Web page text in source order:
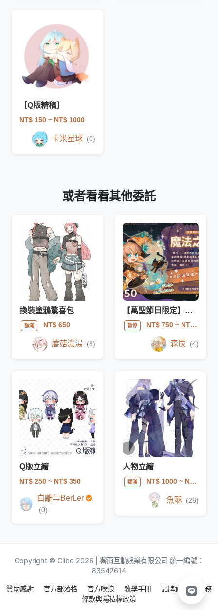
［Q版精稿］
NT$ 150 ~ NT$ 1000
卡米星球 (0)
或者看看其他委託
換裝塗鴉驚喜包
額滿 NT$ 650
蘑菇濃湯 (8)
【萬聖節日限定】魔法之旅－模板－單人Q板
暫停 NT$ 750~ NT$ 4000
森辰 (4)
Q版立繪
NT$ 250 ~ NT$ 350
白離⇋BerLer
(0)
人物立繪
額滿 NT$ 1000~ NT$ 3000
魚酥 (28)
Copyright © Clibo 2026 | 響雨互動娛樂有限公司 統一編號：
83542614
贊助感謝 官方部落格 官方噗浪 教學手冊 品牌資源
服務
條款與隱私權政策